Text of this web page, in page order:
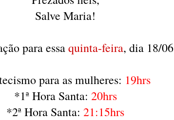
Salve Maria!
para essaquinta-feira, dia 18/06
para as mulheres: 19hrs
*1ª Hora Santa: 20hrs
*2ª Hora Santa: 21:15hrs